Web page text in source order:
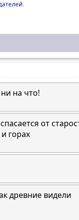
.
на что!
от
горах
древние видели